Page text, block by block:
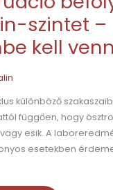
szintet –
kell
különböző
függően, hogy
esik. A
esetekben